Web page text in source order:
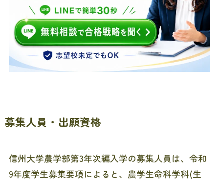
募集人員・出願資格
信州大学農学部第3年次編入学の募集人員は、令和
9年度学生募集要項によると、農学生命科学科(生